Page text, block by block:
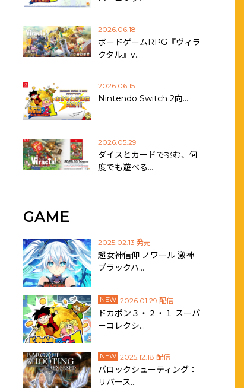
2026.06.18
ボードゲームRPG『ヴィラ
クタル』v…
2026.06.15
Nintendo Switch 2向…
2026.05.29
ダイスとカードで挑む、何
度でも遊べる…
GAME
2025.02.13 発売
超女神信仰 ノワール 激神
ブラックハ…
NEW 2026.01.29 配信
ドカポン３・２・１ スーパ
ーコレクシ…
NEW 2025.12.18 配信
バロックシューティング：
リバース…